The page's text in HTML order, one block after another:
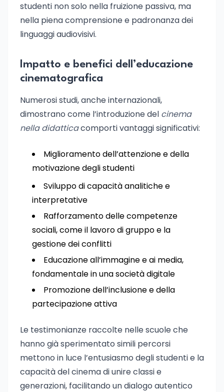
studenti non solo nella fruizione passiva, ma
nella piena comprensione e padronanza dei
linguaggi audiovisivi.
Impatto e benefici dell’educazione
cinematografica
Numerosi studi, anche internazionali,
dimostrano come l’introduzione del cinema
nella didatticacomporti vantaggi significativi:
Miglioramento dell’attenzione e della
motivazione degli studenti
Sviluppo di capacità analitiche e
interpretative
Rafforzamento delle competenze
sociali, come il lavoro di gruppo e la
gestione dei conflitti
Educazione all’immagine e ai media,
fondamentale in una società digitale
Promozione dell’inclusione e della
partecipazione attiva
Le testimonianze raccolte nelle scuole che
hanno già sperimentato simili percorsi
mettono in luce l’entusiasmo degli studenti e la
capacità del cinema di unire classi e
generazioni, facilitando un dialogo autentico